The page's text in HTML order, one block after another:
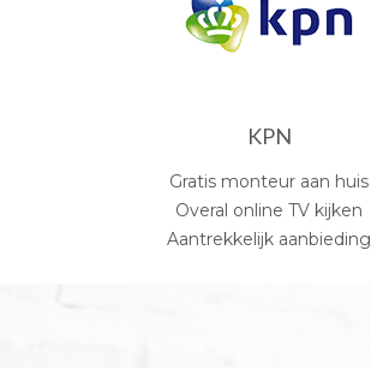
KPN
Gratis monteur aan huis
Overal online TV kijken
Aantrekkelijk aanbieding